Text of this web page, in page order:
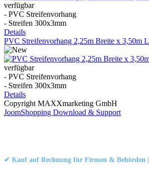
verfügbar
- PVC Streifenvorhang
- Streifen 300x3mm
Details
PVC Streifenvorhang 2,25m Breite x 3,50m
verfügbar
- PVC Streifenvorhang
- Streifen 300x3mm
Details
Copyright MAXXmarketing GmbH
JoomShopping Download & Support
✔ Kauf auf Rechnung für Firmen & Behörden